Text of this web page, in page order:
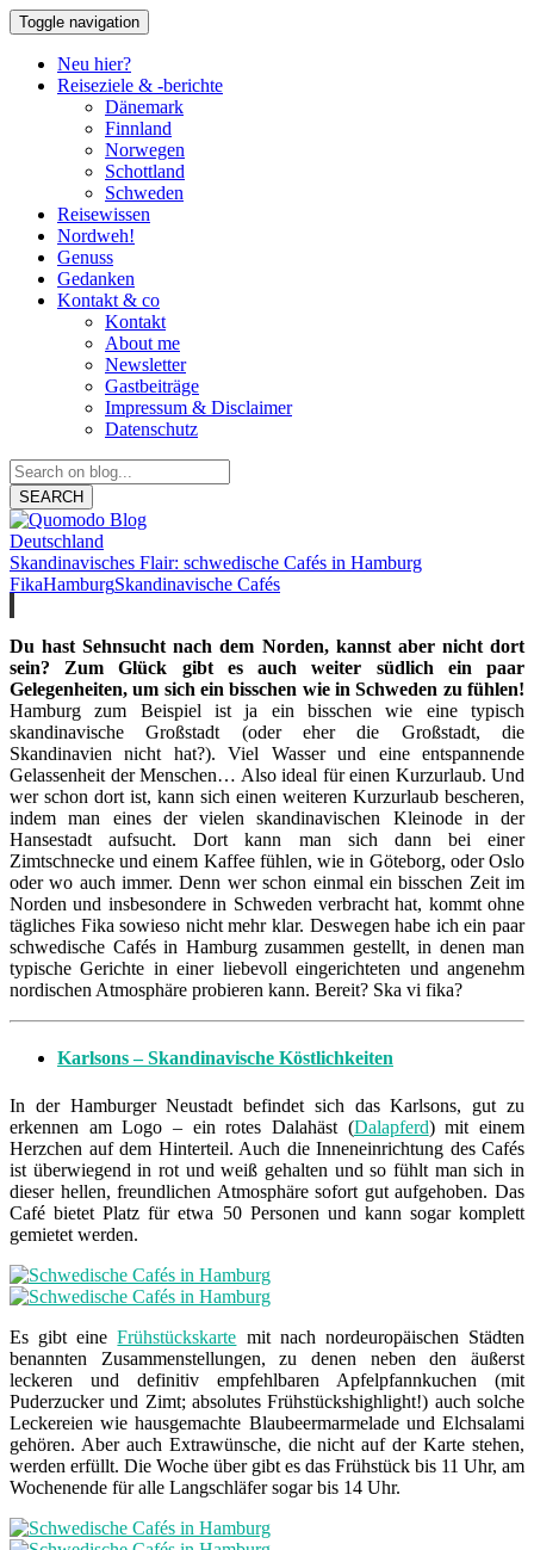
Toggle navigation
Neu hier?
Reiseziele & -berichte
Dänemark
Finnland
Norwegen
Schottland
Schweden
Reisewissen
Nordweh!
Genuss
Gedanken
Kontakt & co
Kontakt
About me
Newsletter
Gastbeiträge
Impressum & Disclaimer
Datenschutz
SEARCH
Deutschland
Skandinavisches Flair: schwedische Cafés in Hamburg
FikaHamburgSkandinavische Cafés
Du hast Sehnsucht nach dem Norden, kannst aber nicht dort
sein? Zum Glück gibt es auch weiter südlich ein paar
Gelegenheiten, um sich ein bisschen wie in Schweden zu fühlen!
Hamburg zum Beispiel ist ja ein bisschen wie eine typisch
skandinavische Großstadt (oder eher die Großstadt, die
Skandinavien nicht hat?). Viel Wasser und eine entspannende
Gelassenheit der Menschen… Also ideal für einen Kurzurlaub. Und
wer schon dort ist, kann sich einen weiteren Kurzurlaub bescheren,
indem man eines der vielen skandinavischen Kleinode in der
Hansestadt aufsucht. Dort kann man sich dann bei einer
Zimtschnecke und einem Kaffee fühlen, wie in Göteborg, oder Oslo
oder wo auch immer. Denn wer schon einmal ein bisschen Zeit im
Norden und insbesondere in Schweden verbracht hat, kommt ohne
tägliches Fika sowieso nicht mehr klar. Deswegen habe ich ein paar
schwedische Cafés in Hamburg zusammen gestellt, in denen man
typische Gerichte in einer liebevoll eingerichteten und angenehm
nordischen Atmosphäre probieren kann. Bereit? Ska vi fika?
Karlsons – Skandinavische Köstlichkeiten
In der Hamburger Neustadt befindet sich das Karlsons, gut zu
erkennen am Logo – ein rotes Dalahäst (Dalapferd) mit einem
Herzchen auf dem Hinterteil. Auch die Inneneinrichtung des Cafés
ist überwiegend in rot und weiß gehalten und so fühlt man sich in
dieser hellen, freundlichen Atmosphäre sofort gut aufgehoben. Das
Café bietet Platz für etwa 50 Personen und kann sogar komplett
gemietet werden.
Es gibt eineFrühstückskarte mit nach nordeuropäischen Städten
benannten Zusammenstellungen, zu denen neben den äußerst
leckeren und definitiv empfehlbaren Apfelpfannkuchen (mit
Puderzucker und Zimt; absolutes Frühstückshighlight!) auch solche
Leckereien wie hausgemachte Blaubeermarmelade und Elchsalami
gehören. Aber auch Extrawünsche, die nicht auf der Karte stehen,
werden erfüllt. Die Woche über gibt es das Frühstück bis 11 Uhr, am
Wochenende für alle Langschläfer sogar bis 14 Uhr.